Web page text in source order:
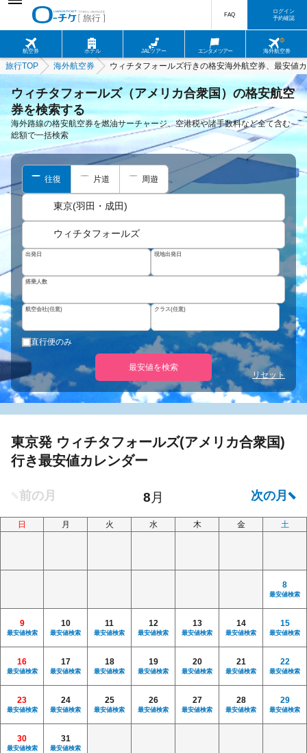
航空券 ホテル JALツアー エンタメツアー 海外航空券
FAQ
ログイン
予約確認
旅行TOP 海外航空券 ウィチタフォールズ行きの格安海外航空券、最安値
ウィチタフォールズ（アメリカ合衆国）の格安航空
券を検索する
海外路線の格安航空券を燃油サーチャージ、空港税や諸手数料など全て含む
総額で一括検索
往復 片道 周遊
東京(羽田・成田)
ウィチタフォールズ
出発日 現地出発日
搭乗人数
航空会社(任意) クラス(任意)
直行便のみ
最安値を検索
リセット
東京発 ウィチタフォールズ(アメリカ合衆国)
行き最安値カレンダー
日 月 火 水 木 金 土
8
最安値検索
9
最安値検索
10
最安値検索
11
最安値検索
12
最安値検索
13
最安値検索
14
最安値検索
15
最安値検索
16
最安値検索
17
最安値検索
18
最安値検索
19
最安値検索
20
最安値検索
21
最安値検索
22
最安値検索
23
最安値検索
24
最安値検索
25
最安値検索
26
最安値検索
27
最安値検索
28
最安値検索
29
最安値検索
30
最安値検索
31
最安値検索